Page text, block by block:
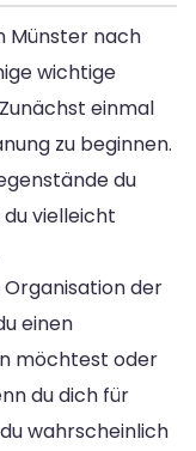
Münster nach
wichtige
einmal
zu beginnen.
du
vielleicht
der
einen
möchtest oder
du dich für
wahrscheinlich